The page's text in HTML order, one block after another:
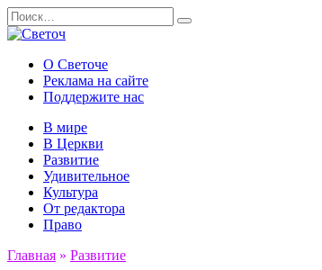
Перейти
к
Search
for:
О Светоче
Реклама на сайте
Поддержите нас
В мире
В Церкви
Развитие
Удивительное
Культура
От редактора
Право
Главная » Развитие